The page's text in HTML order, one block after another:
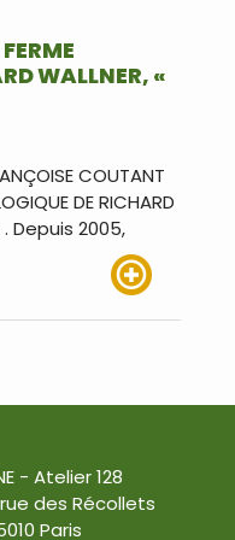
WALLNER, «
COUTANT
DE RICHARD
. Depuis 2005,
- Atelier 128
des Récollets
Paris